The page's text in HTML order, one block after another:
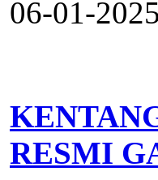
06-01-2025
RESMI